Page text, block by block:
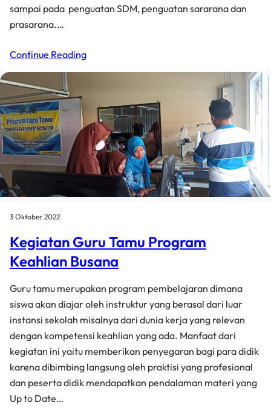
sampai pada penguatan SDM, penguatan sararana dan
prasarana.…
Continue Reading
3 Oktober 2022
Kegiatan Guru Tamu Program
Keahlian Busana
Guru tamu merupakan program pembelajaran dimana
siswa akan diajar oleh instruktur yang berasal dari luar
instansi sekolah misalnya dari dunia kerja yang relevan
dengan kompetensi keahlian yang ada. Manfaat dari
kegiatan ini yaitu memberikan penyegaran bagi para didik
karena dibimbing langsung oleh praktisi yang profesional
dan peserta didik mendapatkan pendalaman materi yang
Up to Date…